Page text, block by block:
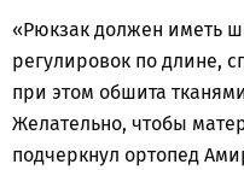
«Рюкзак должен иметь
регулировок по длине,
при этом обшита
Желательно, чтобы
подчеркнул ортопед